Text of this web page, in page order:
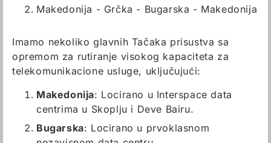
Makedonija - Grčka - Bugarska - Makedonija
Imamo nekoliko glavnih Tačaka prisustva sa
opremom za rutiranje visokog kapaciteta za
telekomunikacione usluge, uključujući:
Makedonija: Locirano u Interspace data
centrima u Skoplju i Deve Bairu.
Bugarska: Locirano u prvoklasnom